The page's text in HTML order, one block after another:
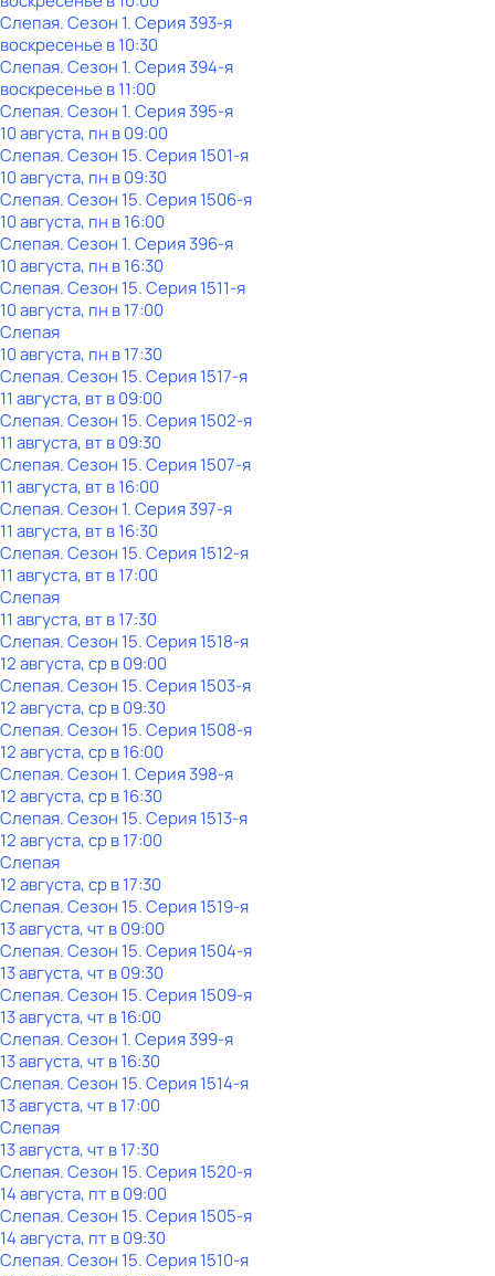
Слепая. Сезон 1. Серия 393-я
воскресенье в10:30
Слепая. Сезон 1. Серия 394-я
воскресенье в11:00
Слепая. Сезон 1. Серия 395-я
10 августа, пн в 09:00
Слепая. Сезон 15. Серия 1501-я
10 августа, пн в 09:30
Слепая. Сезон 15. Серия 1506-я
10 августа, пн в 16:00
Слепая. Сезон 1. Серия 396-я
10 августа, пн в 16:30
Слепая. Сезон 15. Серия 1511-я
10 августа, пн в 17:00
Слепая
10 августа, пн в 17:30
Слепая. Сезон 15. Серия 1517-я
11 августа, вт в 09:00
Слепая. Сезон 15. Серия 1502-я
11 августа, вт в 09:30
Слепая. Сезон 15. Серия 1507-я
11 августа, вт в 16:00
Слепая. Сезон 1. Серия 397-я
11 августа, вт в 16:30
Слепая. Сезон 15. Серия 1512-я
11 августа, вт в 17:00
Слепая
11 августа, вт в 17:30
Слепая. Сезон 15. Серия 1518-я
12 августа, ср в 09:00
Слепая. Сезон 15. Серия 1503-я
12 августа, ср в 09:30
Слепая. Сезон 15. Серия 1508-я
12 августа, ср в 16:00
Слепая. Сезон 1. Серия 398-я
12 августа, ср в 16:30
Слепая. Сезон 15. Серия 1513-я
12 августа, ср в 17:00
Слепая
12 августа, ср в 17:30
Слепая. Сезон 15. Серия 1519-я
13 августа, чт в 09:00
Слепая. Сезон 15. Серия 1504-я
13 августа, чт в 09:30
Слепая. Сезон 15. Серия 1509-я
13 августа, чт в 16:00
Слепая. Сезон 1. Серия 399-я
13 августа, чт в 16:30
Слепая. Сезон 15. Серия 1514-я
13 августа, чт в 17:00
Слепая
13 августа, чт в 17:30
Слепая. Сезон 15. Серия 1520-я
14 августа, пт в 09:00
Слепая. Сезон 15. Серия 1505-я
14 августа, пт в 09:30
Слепая. Сезон 15. Серия 1510-я